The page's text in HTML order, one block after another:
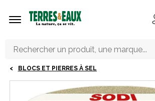
BLOCS ET PIERRES À SEL